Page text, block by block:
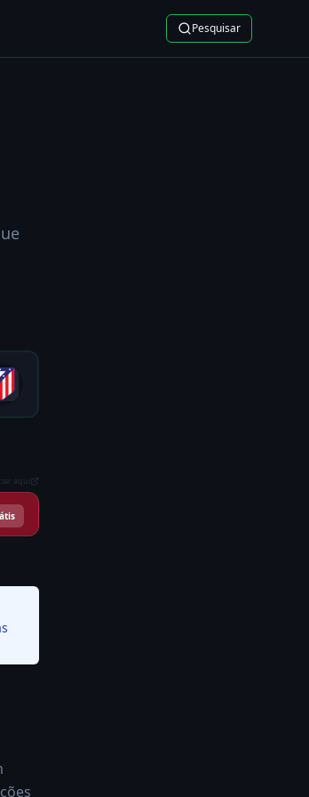
Pesquisar
aqui